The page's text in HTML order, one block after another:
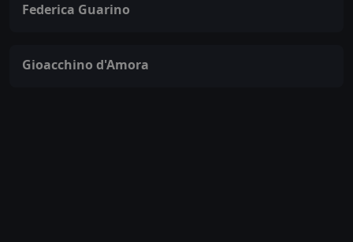
Federica Guarino
Gioacchino d'Amora